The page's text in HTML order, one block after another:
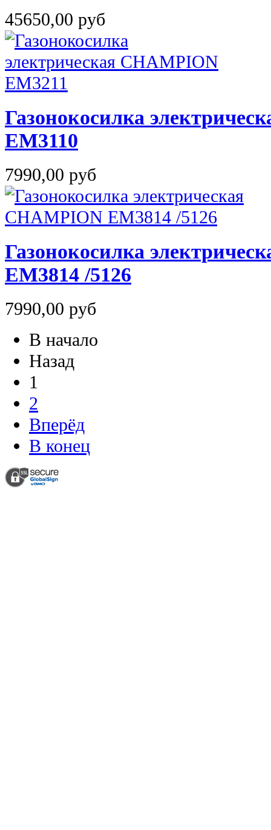
45650,00 руб
Газонокосилка
EM3110
7990,00 руб
Газонокосилка
EM3814 /5126
7990,00 руб
В начало
Назад
1
2
Вперёд
В конец